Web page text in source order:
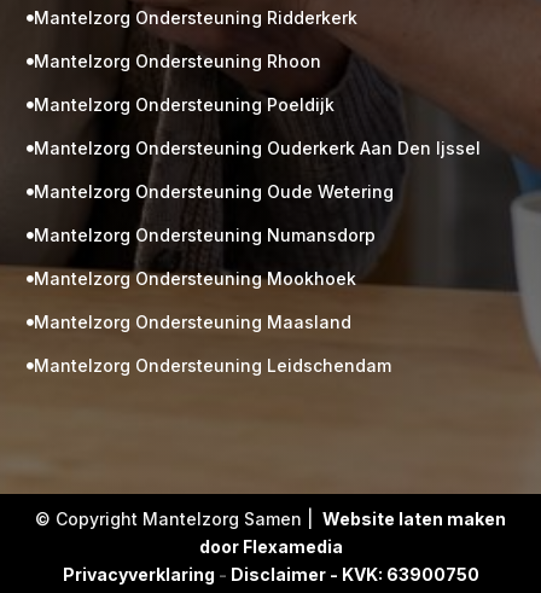
Gratis
M
Neem vrijblijvend contact op!
Hoog gekwalificeerd
Kennismakingsgesprek
Contact opnemen
Mantelzorg Ondersteuning Ridderkerk
Mantelzorg Ondersteuning Rhoon
Mantelzorg Ondersteuning Poeldijk
Mantelzorg Ondersteuning Ouderkerk Aan Den Ijssel
Mantelzorg Ondersteuning Oude Wetering
Mantelzorg Ondersteuning Numansdorp
Mantelzorg Ondersteuning Mookhoek
Mantelzorg Ondersteuning Maasland
Mantelzorg Ondersteuning Leidschendam
© Copyright Mantelzorg Samen | Website laten maken
door Flexamedia
Privacyverklaring - Disclaimer - KVK: 63900750